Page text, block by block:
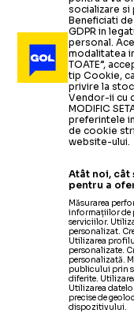
socializare si
Beneficiati
GDPR in
personal.
modalitatea
TOATE”,
tip Cookie,
privire la
Vendor-ii cu
MODIFIC
preferintele
de cookie
website-ului.
Atât noi,
pentru a
Măsurarea
informațiilor de
serviciilor.
personalizat.
Utilizarea
personalizate.
personalizată.
publicului prin
diferite.
Utilizarea
precise de
dispozitivului.